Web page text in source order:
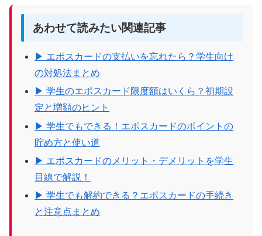
あわせて読みたい関連記事
▶ エポスカードの支払いを忘れたら？学生向け
の対処法まとめ
▶ 学生のエポスカード限度額はいくら？初期設
定と増額のヒント
▶ 学生でもできる！エポスカードのポイントの
貯め方と使い道
▶ エポスカードのメリット・デメリットを学生
目線で解説！
▶ 学生でも解約できる？エポスカードの手続き
と注意点まとめ